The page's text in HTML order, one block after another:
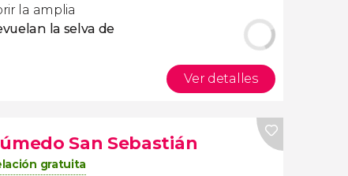
la amplia
la selva de
Ver detalles
San Sebastián
gratuita